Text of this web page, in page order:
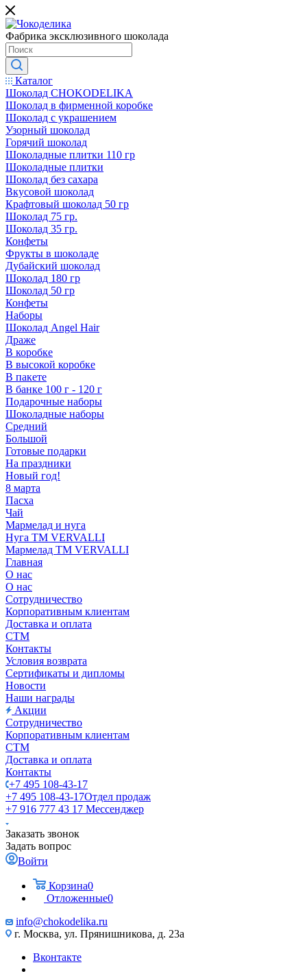
Фабрика эксклюзивного шоколада
Каталог
Шоколад CHOKODELIKA
Шоколад в фирменной коробке
Шоколад с украшением
Узорный шоколад
Горячий шоколад
Шоколадные плитки 110 гр
Шоколадные плитки
Шоколад без сахара
Вкусовой шоколад
Крафтовый шоколад 50 гр
Шоколад 75 гр.
Шоколад 35 гр.
Конфеты
Фрукты в шоколаде
Дубайский шоколад
Шоколад 180 гр
Шоколад 50 гр
Конфеты
Наборы
Шоколад Angel Hair
Драже
В коробке
В высокой коробке
В пакете
В банке 100 г - 120 г
Подарочные наборы
Шоколадные наборы
Средний
Большой
Готовые подарки
На праздники
Новый год!
8 марта
Пасха
Чай
Мармелад и нуга
Нуга ТМ VERVALLI
Мармелад ТМ VERVALLI
Главная
О нас
О нас
Сотрудничество
Корпоративным клиентам
Доставка и оплата
СТМ
Контакты
Условия возврата
Сертификаты и дипломы
Новости
Наши награды
Акции
Сотрудничество
Корпоративным клиентам
СТМ
Доставка и оплата
Контакты
+7 495 108-43-17
+7 495 108-43-17Отдел продаж
+7 916 777 43 17 Мессенджер
Заказать звонок
Задать вопрос
Войти
Корзина0
Отложенные0
info@chokodelika.ru
г. Москва, ул. Прянишникова, д. 23а
Вконтакте